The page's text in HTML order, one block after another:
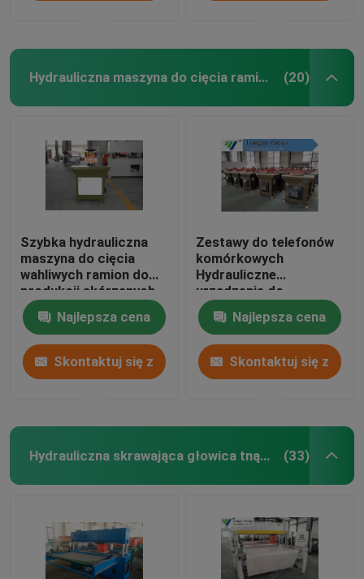
Hydrauliczna maszyna do cięcia ramion wahadłowych (20)
Szybka hydrauliczna
maszyna do cięcia
wahliwych ramion do
produkcji skórzanych
rękawiczek
Najlepsza cena
Skontaktuj się z
Zestawy do telefonów
komórkowych
Hydrauliczne
urządzenie do
obracania ramieniem
obrotowym 5-55mm
Regulacja skoku
Najlepsza cena
Skontaktuj się z
Hydrauliczna skrawająca głowica tnąca (33)